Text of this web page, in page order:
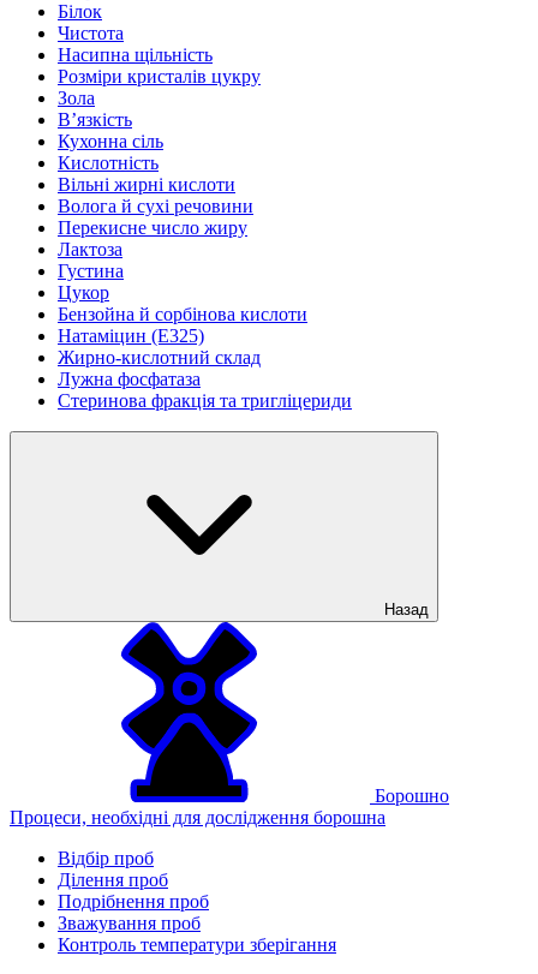
Білок
Чистота
Насипна щільність
Розміри кристалів цукру
Зола
В’язкість
Кухонна сіль
Кислотність
Вільні жирні кислоти
Волога й сухі речовини
Перекисне число жиру
Лактоза
Густина
Цукор
Бензойна й сорбінова кислоти
Натаміцин (Е325)
Жирно-кислотний склад
Лужна фосфатаза
Стеринова фракція та тригліцериди
Назад
Борошно
Процеси, необхідні для дослідження борошна
Відбір проб
Ділення проб
Подрібнення проб
Зважування проб
Контроль температури зберігання